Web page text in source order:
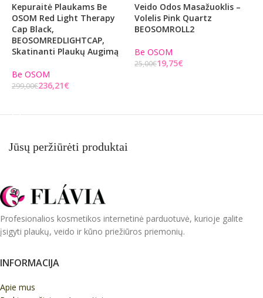
Kepuraitė Plaukams Be
OSOM Red Light Therapy
Cap Black,
BEOSOMREDLIGHTCAP,
Skatinanti Plaukų Augimą
Be OSOM
299,00€236,21€
Veido Odos Masažuoklis –
Volelis Pink Quartz
BEOSOMROLL2
Be OSOM
25,00€19,75€
Jūsų peržiūrėti produktai
Profesionalios kosmetikos internetinė parduotuvė, kurioje galite
įsigyti plaukų, veido ir kūno priežiūros priemonių.
INFORMACIJA
Apie mus